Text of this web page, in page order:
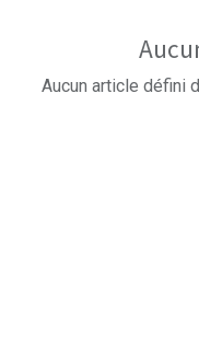
Aucun article défini